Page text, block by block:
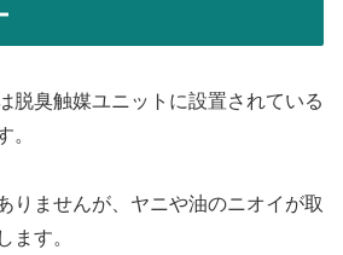
脱臭触媒ユニットに設置されている
。
りませんが、ヤニや油のニオイが取
ます。